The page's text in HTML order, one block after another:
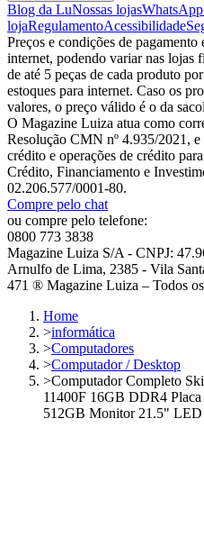
Blog da LuNossas lojas
lojaRegulamentoAcessibilidade
Preços e condições de
internet, podendo variar nas lojas
de até 5 peças de cada produto
estoques para internet. Caso os
valores, o preço válido é o da
O Magazine Luiza atua como
Resolução CMN nº 4.935/2021, e
crédito e operações de crédito
Crédito, Financiamento e
02.206.577/0001-80.
Compre pelo chat
ou compre pelo telefone:
0800 773 3838
Magazine Luiza S/A - CNPJ:
Arnulfo de Lima, 2385 - Vila
471 ® Magazine Luiza – Todos
Home
>informática
>Computadores
>Computador / Desktop
>Computador Completo
11400F 16GB DDR4
512GB Monitor 21.5" LED